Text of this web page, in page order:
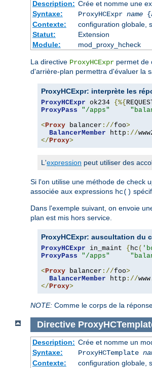
Description: Crée et nomme une
Syntaxe:
ProxyHCExpr name{
Contexte:
configuration globale,
Statut:
Extension
Module:
mod_proxy_hcheck
La directive ProxyHCExpr permet de
d'arrière-plan permettra d'évaluer la
ProxyHCExpr: interprète les
ProxyHCExpr ok234 {%{
ProxyPass
"/apps"
<Proxy balancer ://foo>
BalancerMember http ://
</Proxy>
L'expression peut utiliser des
Si l'on utilise une méthode de check
associée aux expressions hc()
Dans l'exemple suivant, on envoie
plan est mis hors service.
ProxyHCExpr: auscultation du
ProxyHCExpr in_maint { hc (
ProxyPass
"/apps"
<Proxy balancer ://foo>
BalancerMember http ://www
</Proxy>
NOTE: Comme le corps de la
Directive
Description: Crée et nomme un
Syntaxe:
ProxyHCTemplate
Contexte:
configuration globale,